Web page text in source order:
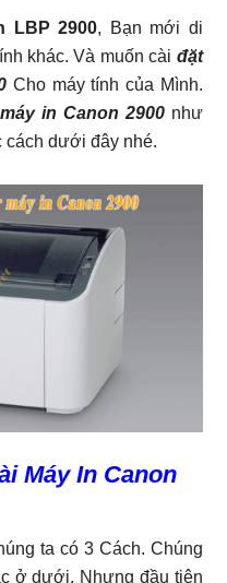
LBP 2900, Bạn mới di
khác. Và muốn cài đặt
Cho máy tính của Mình.
in Canon 2900như
cách dưới đây nhé.
Máy In Canon
ta có 3 Cách. Chúng
ở dưới. Nhưng đầu tiên